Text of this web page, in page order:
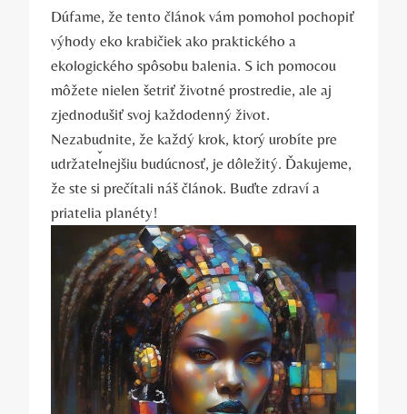
Dúfame, že tento článok vám pomohol pochopiť
výhody eko krabičiek ako praktického a
ekologického spôsobu balenia. S ich pomocou
môžete nielen šetriť životné prostredie, ale aj
zjednodušiť svoj každodenný život.
Nezabudnite, že každý krok, ktorý urobíte pre
udržateľnejšiu budúcnosť, je dôležitý. Ďakujeme,
že ste si prečítali náš článok. Buďte zdraví a
priatelia planéty!